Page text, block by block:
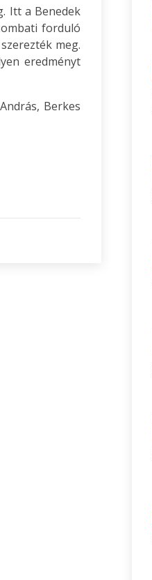
Itt a Benedek
forduló
meg.
eredményt
Berkes